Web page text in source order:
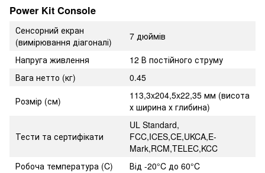
Power Kit Console
Сенсорний екран
(вимірювання діагоналі)
7 дюймів
Напруга живлення
12 В постійного струму
Вага нетто (кг)
0.45
Розмір (см)
113,3x204,5x22,35 мм (висота
х ширина х глибина)
Тести та сертифікати
UL Standard,
FCC,ICES,CE,UKCA,E-
Mark,RCM,TELEC,KCC
Робоча температура (C)
Від -20°C до 60°C